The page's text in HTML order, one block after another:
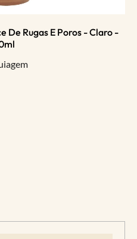
De Rugas E Poros - Claro -